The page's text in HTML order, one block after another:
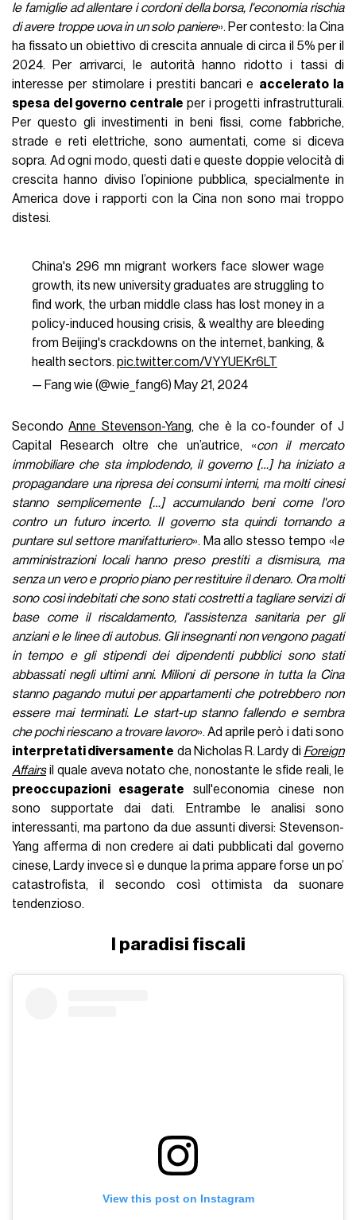
le famiglie ad allentare i cordoni della borsa, l'economia rischia
di avere troppe uova in un solo paniere». Per contesto: la Cina
ha fissato un obiettivo di crescita annuale di circa il 5% per il
2024. Per arrivarci, le autorità hanno ridotto i tassi di
interesse per stimolare i prestiti bancari e accelerato la
spesa del governo centrale per i progetti infrastrutturali.
Per questo gli investimenti in beni fissi, come fabbriche,
strade e reti elettriche, sono aumentati, come si diceva
sopra. Ad ogni modo, questi dati e queste doppie velocità di
crescita hanno diviso l’opinione pubblica, specialmente in
America dove i rapporti con la Cina non sono mai troppo
distesi.
China's 296 mn migrant workers face slower wage
growth, its new university graduates are struggling to
find work, the urban middle class has lost money in a
policy-induced housing crisis, & wealthy are bleeding
from Beijing's crackdowns on the internet, banking, &
health sectors. pic.twitter.com/VYYUEKr6LT
— Fang wie (@wie_fang6) May 21, 2024
SecondoAnne Stevenson-Yang, che è la co-founder of J
Capital Research oltre che un’autrice, «con il mercato
immobiliare che sta implodendo, il governo […] ha iniziato a
propagandare una ripresa dei consumi interni, ma molti cinesi
stanno semplicemente […] accumulando beni come l'oro
contro un futuro incerto. Il governo sta quindi tornando a
puntare sul settore manifatturiero». Ma allo stesso tempo «l e
amministrazioni locali hanno preso prestiti a dismisura, ma
senza un vero e proprio piano per restituire il denaro. Ora molti
sono così indebitati che sono stati costretti a tagliare servizi di
base come il riscaldamento, l'assistenza sanitaria per gli
anziani e le linee di autobus. Gli insegnanti non vengono pagati
in tempo e gli stipendi dei dipendenti pubblici sono stati
abbassati negli ultimi anni. Milioni di persone in tutta la Cina
stanno pagando mutui per appartamenti che potrebbero non
essere mai terminati. Le start-up stanno fallendo e sembra
che pochi riescano a trovare lavoro». Ad aprile però i dati sono
interpretati diversamente da Nicholas R. Lardy di Foreign
Affairsil quale aveva notato che, nonostante le sfide reali, le
preoccupazioni esagerate sull'economia cinese non
sono supportate dai dati. Entrambe le analisi sono
interessanti, ma partono da due assunti diversi: Stevenson-
Yang afferma di non credere ai dati pubblicati dal governo
cinese, Lardy invece sì e dunque la prima appare forse un po’
catastrofista, il secondo così ottimista da suonare
tendenzioso.
I paradisi fiscali
View this post on Instagram